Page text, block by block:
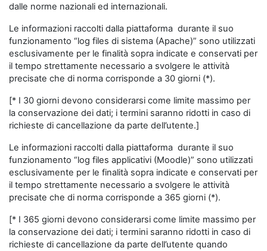
dalle norme nazionali ed internazionali.
Le informazioni raccolti dalla piattaforma durante il suo
funzionamento “log files di sistema (Apache)” sono utilizzati
esclusivamente per le finalità sopra indicate e conservati per
il tempo strettamente necessario a svolgere le attività
precisate che di norma corrisponde a 30 giorni (*).
[* I 30 giorni devono considerarsi come limite massimo per
la conservazione dei dati; i termini saranno ridotti in caso di
richieste di cancellazione da parte dell’utente.]
Le informazioni raccolti dalla piattaforma durante il suo
funzionamento “log files applicativi (Moodle)” sono utilizzati
esclusivamente per le finalità sopra indicate e conservati per
il tempo strettamente necessario a svolgere le attività
precisate che di norma corrisponde a 365 giorni (*).
[* I 365 giorni devono considerarsi come limite massimo per
la conservazione dei dati; i termini saranno ridotti in caso di
richieste di cancellazione da parte dell’utente quando